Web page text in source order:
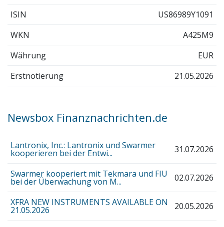
ISIN
US86989Y1091
WKN
A425M9
Währung
EUR
Erstnotierung
21.05.2026
Newsbox Finanznachrichten.de
Lantronix, Inc.: Lantronix und Swarmer
kooperieren bei der Entwi... 31.07.2026
Swarmer kooperiert mit Tekmara und FIU
bei der Überwachung von M... 02.07.2026
XFRA NEW INSTRUMENTS AVAILABLE ON
21.05.2026 20.05.2026